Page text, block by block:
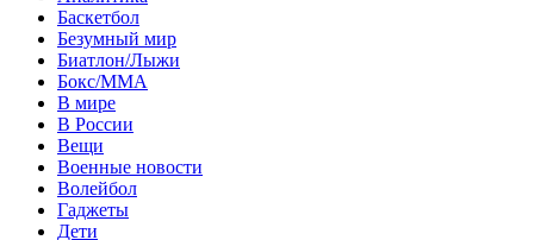
Баскетбол
Безумный мир
Биатлон/Лыжи
Бокс/MMA
В мире
В России
Вещи
Военные новости
Волейбол
Гаджеты
Дети